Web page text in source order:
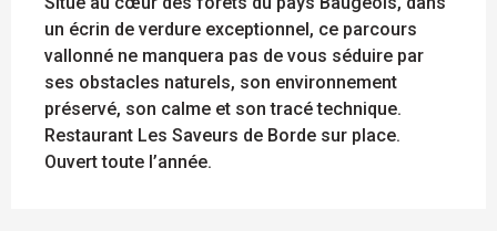
un écrin de verdure exceptionnel, ce parcours
vallonné ne manquera pas de vous séduire par
ses obstacles naturels, son environnement
préservé, son calme et son tracé technique.
Restaurant Les Saveurs de Borde sur place.
Ouvert toute l’année.